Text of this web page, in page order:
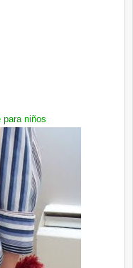
para niños